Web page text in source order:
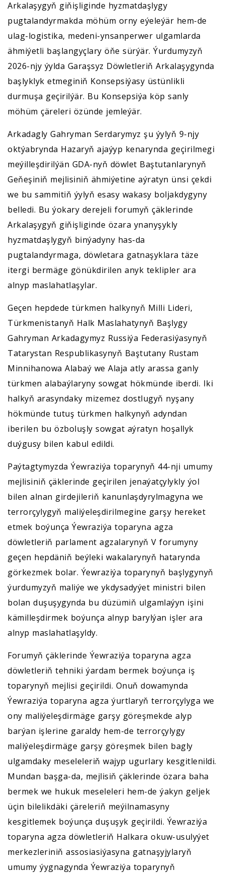
Arkalaşygyň giňişliginde hyzmatdaşlygy
pugtalandyrmakda möhüm orny eýeleýär hem-de
ulag-logistika, medeni-ynsanperwer ulgamlarda
ähmiýetli başlangyçlary öňe sürýär. Ýurdumyzyň
2026-njy ýylda Garaşsyz Döwletleriň Arkalaşygynda
başlyklyk etmeginiň Konsepsiýasy üstünlikli
durmuşa geçirilýär. Bu Konsepsiýa köp sanly
möhüm çäreleri özünde jemleýär.
Arkadagly Gahryman Serdarymyz şu ýylyň 9-njy
oktýabrynda Hazaryň ajaýyp kenarynda geçirilmegi
meýilleşdirilýän GDA-nyň döwlet Baştutanlarynyň
Geňeşiniň mejlisiniň ähmiýetine aýratyn ünsi çekdi
we bu sammitiň ýylyň esasy wakasy boljakdygyny
belledi. Bu ýokary derejeli forumyň çäklerinde
Arkalaşygyň giňişliginde özara ynanyşykly
hyzmatdaşlygyň binýadyny has-da
pugtalandyrmaga, döwletara gatnaşyklara täze
itergi bermäge gönükdirilen anyk teklipler ara
alnyp maslahatlaşylar.
Geçen hepdede türkmen halkynyň Milli Lideri,
Türkmenistanyň Halk Maslahatynyň Başlygy
Gahryman Arkadagymyz Russiýa Federasiýasynyň
Tatarystan Respublikasynyň Baştutany Rustam
Minnihanowa Alabaý we Alaja atly arassa ganly
türkmen alabaýlaryny sowgat hökmünde iberdi. Iki
halkyň arasyndaky mizemez dostlugyň nyşany
hökmünde tutuş türkmen halkynyň adyndan
iberilen bu özboluşly sowgat aýratyn hoşallyk
duýgusy bilen kabul edildi.
Paýtagtymyzda Ýewraziýa toparynyň 44-nji umumy
mejlisiniň çäklerinde geçirilen jenaýatçylykly ýol
bilen alnan girdejileriň kanunlaşdyrylmagyna we
terrorçylygyň maliýeleşdirilmegine garşy hereket
etmek boýunça Ýewraziýa toparyna agza
döwletleriň parlament agzalarynyň V forumyny
geçen hepdäniň beýleki wakalarynyň hatarynda
görkezmek bolar. Ýewraziýa toparynyň başlygynyň
ýurdumyzyň maliýe we ykdysadyýet ministri bilen
bolan duşuşygynda bu düzümiň ulgamlaýyn işini
kämilleşdirmek boýunça alnyp barylýan işler ara
alnyp maslahatlaşyldy.
Forumyň çäklerinde Ýewraziýa toparyna agza
döwletleriň tehniki ýardam bermek boýunça iş
toparynyň mejlisi geçirildi. Onuň dowamynda
Ýewraziýa toparyna agza ýurtlaryň terrorçylyga we
ony maliýeleşdirmäge garşy göreşmekde alyp
barýan işlerine garaldy hem-de terrorçylygy
maliýeleşdirmäge garşy göreşmek bilen bagly
ulgamdaky meseleleriň wajyp ugurlary kesgitlenildi.
Mundan başga-da, mejlisiň çäklerinde özara baha
bermek we hukuk meseleleri hem-de ýakyn geljek
üçin bilelikdäki çäreleriň meýilnamasyny
kesgitlemek boýunça duşuşyk geçirildi. Ýewraziýa
toparyna agza döwletleriň Halkara okuw-usulyýet
merkezleriniň assosiasiýasyna gatnaşyjylaryň
umumy ýygnagynda Ýewraziýa toparynyň